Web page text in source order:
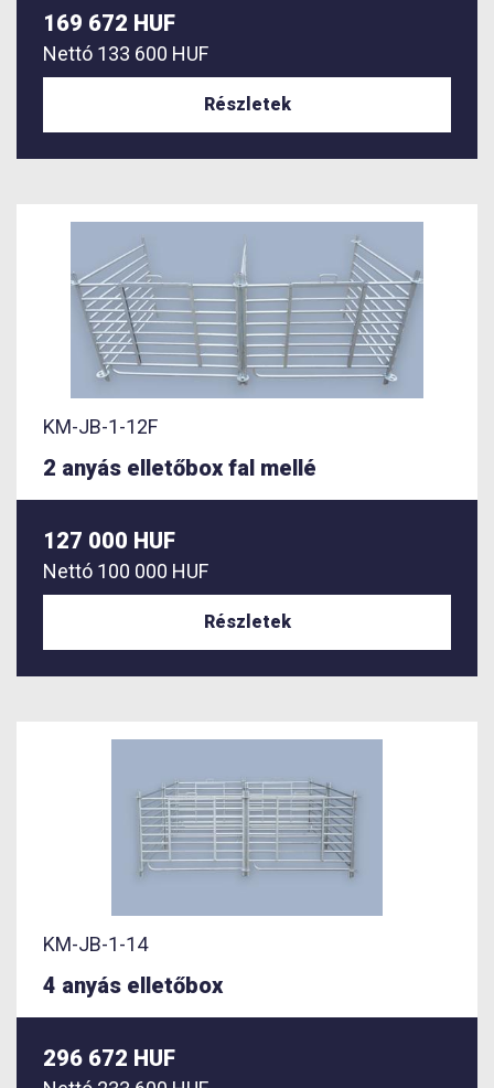
169 672 HUF
Nettó 133 600 HUF
Részletek
KM-JB-1-12F
2 anyás elletőbox fal mellé
127 000 HUF
Nettó 100 000 HUF
Részletek
KM-JB-1-14
4 anyás elletőbox
296 672 HUF